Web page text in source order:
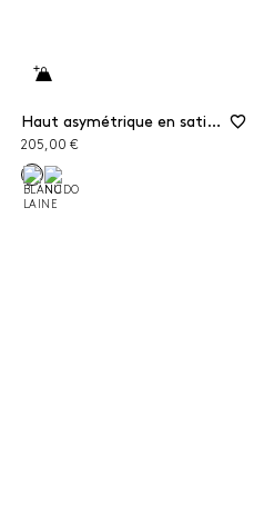
Haut asymétrique en satin envers
205,00 €